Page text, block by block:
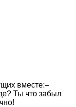
вместе:–
Ты что забыл